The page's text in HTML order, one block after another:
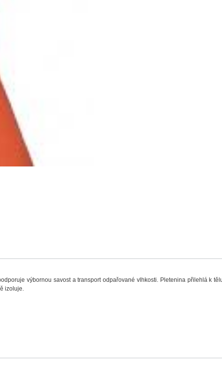
výbornou savost a transport odpařované vlhkosti. Pletenina přilehlá k
izoluje.